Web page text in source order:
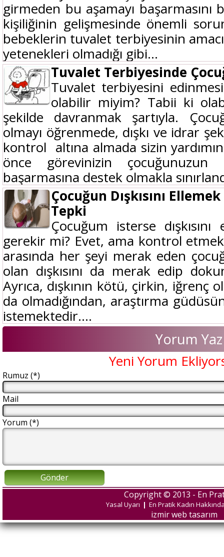
girmeden bu aşamayı
kişiliğinin gelişmesinde önemli
bebeklerin tuvalet terbiyesinin
yetenekleri olmadığı gibi...
Tuvalet Terbiyesinde
Tuvalet terbiyesini
olabilir miyim? Tabii ki
şekilde davranmak şartıyla.
olmayı öğrenmede, dışkı ve idrar
kontrol altına almada sizin
önce görevinizin
başarmasına destek olmakla
Çocuğun Dışkısını
Tepki
Çocuğum isterse
gerekir mi? Evet, ama kontrol
arasında her şeyi merak eden
olan dışkısını da merak edip
Ayrıca, dışkının kötü, çirkin, iğrenç
da olmadığından, araştırma
istemektedir....
Yorum Yaz
Yeni Yorum
Rumuz (*)
Mail
Yorum (*)
Gönder
Copyright © 2013 - En
Yasal Uyarı | En Pratik Kadın
izmir web tasarım